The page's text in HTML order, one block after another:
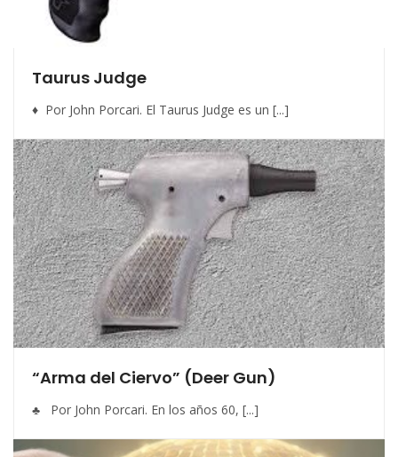
Taurus Judge
♦ Por John Porcari. El Taurus Judge es un [...]
“Arma del Ciervo” (Deer Gun)
♣ Por John Porcari. En los años 60, [...]